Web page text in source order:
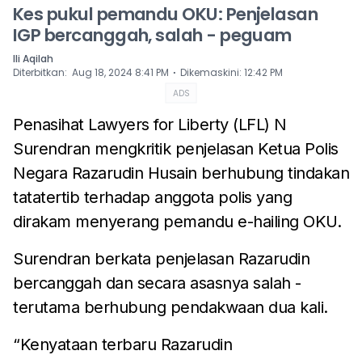
Kes pukul pemandu OKU: Penjelasan
IGP bercanggah, salah - peguam
Ili Aqilah
Diterbitkan: Aug 18, 2024 8:41 PM ⋅ Dikemaskini: 12:42 PM
ADS
Penasihat Lawyers for Liberty (LFL) N
Surendran mengkritik penjelasan Ketua Polis
Negara Razarudin Husain berhubung tindakan
tatatertib terhadap anggota polis yang
dirakam menyerang pemandu e-hailing OKU.
Surendran berkata penjelasan Razarudin
bercanggah dan secara asasnya salah -
terutama berhubung pendakwaan dua kali.
“Kenyataan terbaru Razarudin